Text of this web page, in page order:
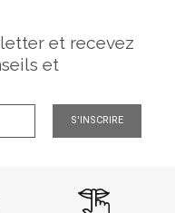
et recevez
et
S'INSCRIRE